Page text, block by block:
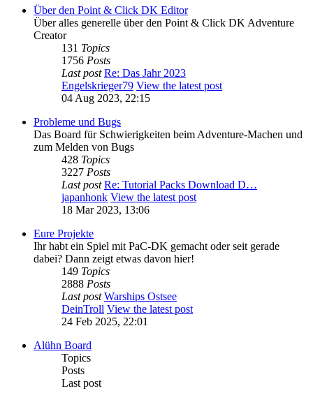
Über den Point & Click DK Editor
Über alles generelle über den Point & Click DK Adventure
Creator
131 Topics
1756 Posts
Last post Re: Das Jahr 2023
Engelskrieger79 View the latest post
04 Aug 2023, 22:15
Probleme und Bugs
Das Board für Schwierigkeiten beim Adventure-Machen und
zum Melden von Bugs
428 Topics
3227 Posts
Last post Re: Tutorial Packs Download D…
japanhonk View the latest post
18 Mar 2023, 13:06
Eure Projekte
Ihr habt ein Spiel mit PaC-DK gemacht oder seit gerade
dabei? Dann zeigt etwas davon hier!
149 Topics
2888 Posts
Last post Warships Ostsee
DeinTroll View the latest post
24 Feb 2025, 22:01
Alühn Board
Topics
Posts
Last post